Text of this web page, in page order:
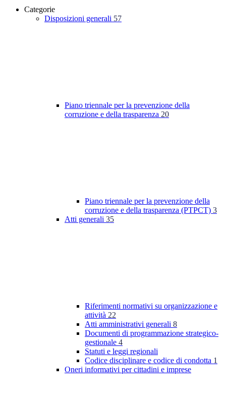
Categorie
Disposizioni generali 57
Piano triennale per la prevenzione della
corruzione e della trasparenza 20
Piano triennale per la prevenzione della
corruzione e della trasparenza (PTPCT) 3
Atti generali 35
Riferimenti normativi su organizzazione e
attività 22
Atti amministrativi generali 8
Documenti di programmazione strategico-
gestionale 4
Statuti e leggi regionali
Codice disciplinare e codice di condotta 1
Oneri informativi per cittadini e imprese